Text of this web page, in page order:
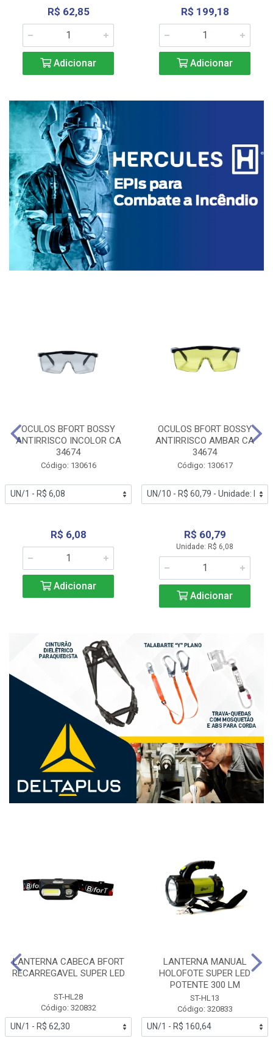
R$ 62,85
Adicionar
R$ 199,18
Adicionar
OCULOS BFORT BOSSY
ANTIRRISCO INCOLOR CA
34674
Código: 130616
R$ 6,08
Adicionar
OCULOS BFORT BOSSY
ANTIRRISCO AMBAR CA
34674
Código: 130617
R$ 60,79
Unidade: R$ 6,08
Adicionar
LANTERNA CABECA BFORT
RECARREGAVEL SUPER LED
ST-HL28
Código: 320832
LANTERNA MANUAL
HOLOFOTE SUPER LED
POTENTE 300 LM
ST-HL13
Código: 320833